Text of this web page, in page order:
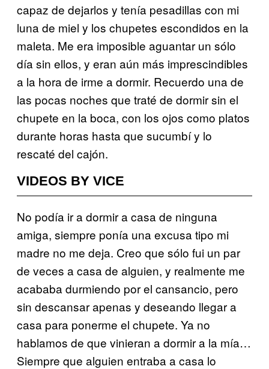
capaz de dejarlos y tenía pesadillas con mi
luna de miel y los chupetes escondidos en la
maleta. Me era imposible aguantar un sólo
día sin ellos, y eran aún más imprescindibles
a la hora de irme a dormir. Recuerdo una de
las pocas noches que traté de dormir sin el
chupete en la boca, con los ojos como platos
durante horas hasta que sucumbí y lo
rescaté del cajón.
VIDEOS BY VICE
No podía ir a dormir a casa de ninguna
amiga, siempre ponía una excusa tipo mi
madre no me deja. Creo que sólo fui un par
de veces a casa de alguien, y realmente me
acababa durmiendo por el cansancio, pero
sin descansar apenas y deseando llegar a
casa para ponerme el chupete. Ya no
hablamos de que vinieran a dormir a la mía…
Siempre que alguien entraba a casa lo